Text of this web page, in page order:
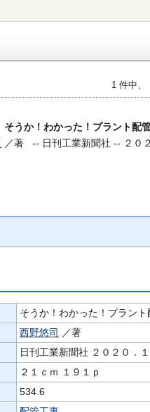
1 件中、
そうか！わかった！プラント配
／著 -- 日刊工業新聞社 -- ２０
そうか！わかった！プラン
西野悠司 ／著
日刊工業新聞社 ２０２０．１
２１ｃｍ １９１ｐ
534.6